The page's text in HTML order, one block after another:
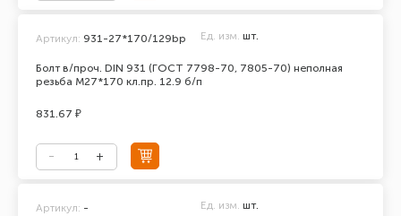
Болт в/проч. DIN 931 (ГОСТ 7798-70, 7805-70) неполная
резьба М27*170 кл.пр. 12.9 б/п
Артикул: 931-27*170/129bp Ед. изм. шт.
831.67 ₽
Артикул: - Ед. изм. шт.